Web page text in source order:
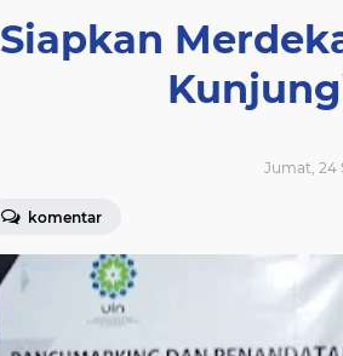
Siapkan
Jumat, 24
komentar